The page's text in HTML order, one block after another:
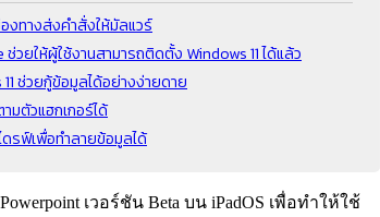
งทางส่งคำสั่งให้มัลแวร์
ยให้ผู้ใช้งานสามารถติดตั้ง Windows 11 ได้แล้ว
ช่วยกู้ข้อมูลได้อย่างง่ายดาย
มตัวแฮกเกอร์ได้
รฟ์เพื่อทำลายข้อมูลได้
เวอร์ชัน Beta บน iPadOS เพื่อทำให้ใช้